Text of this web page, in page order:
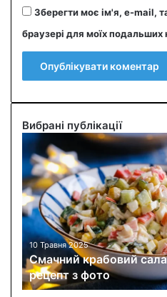
Зберегти моє ім'я, e-mail,
браузері для моїх подальших
Вибрані публікації
С
м
ч
н
и
й
к
р
а
б
10 Травня 2025
Смачний крабовий
рецепт з фото